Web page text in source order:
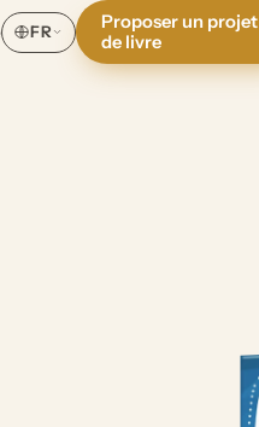
FR
Proposer un projet
de livre